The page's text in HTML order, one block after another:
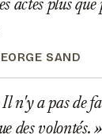
actes plus
SAND
n'y a pas de
des volontés.